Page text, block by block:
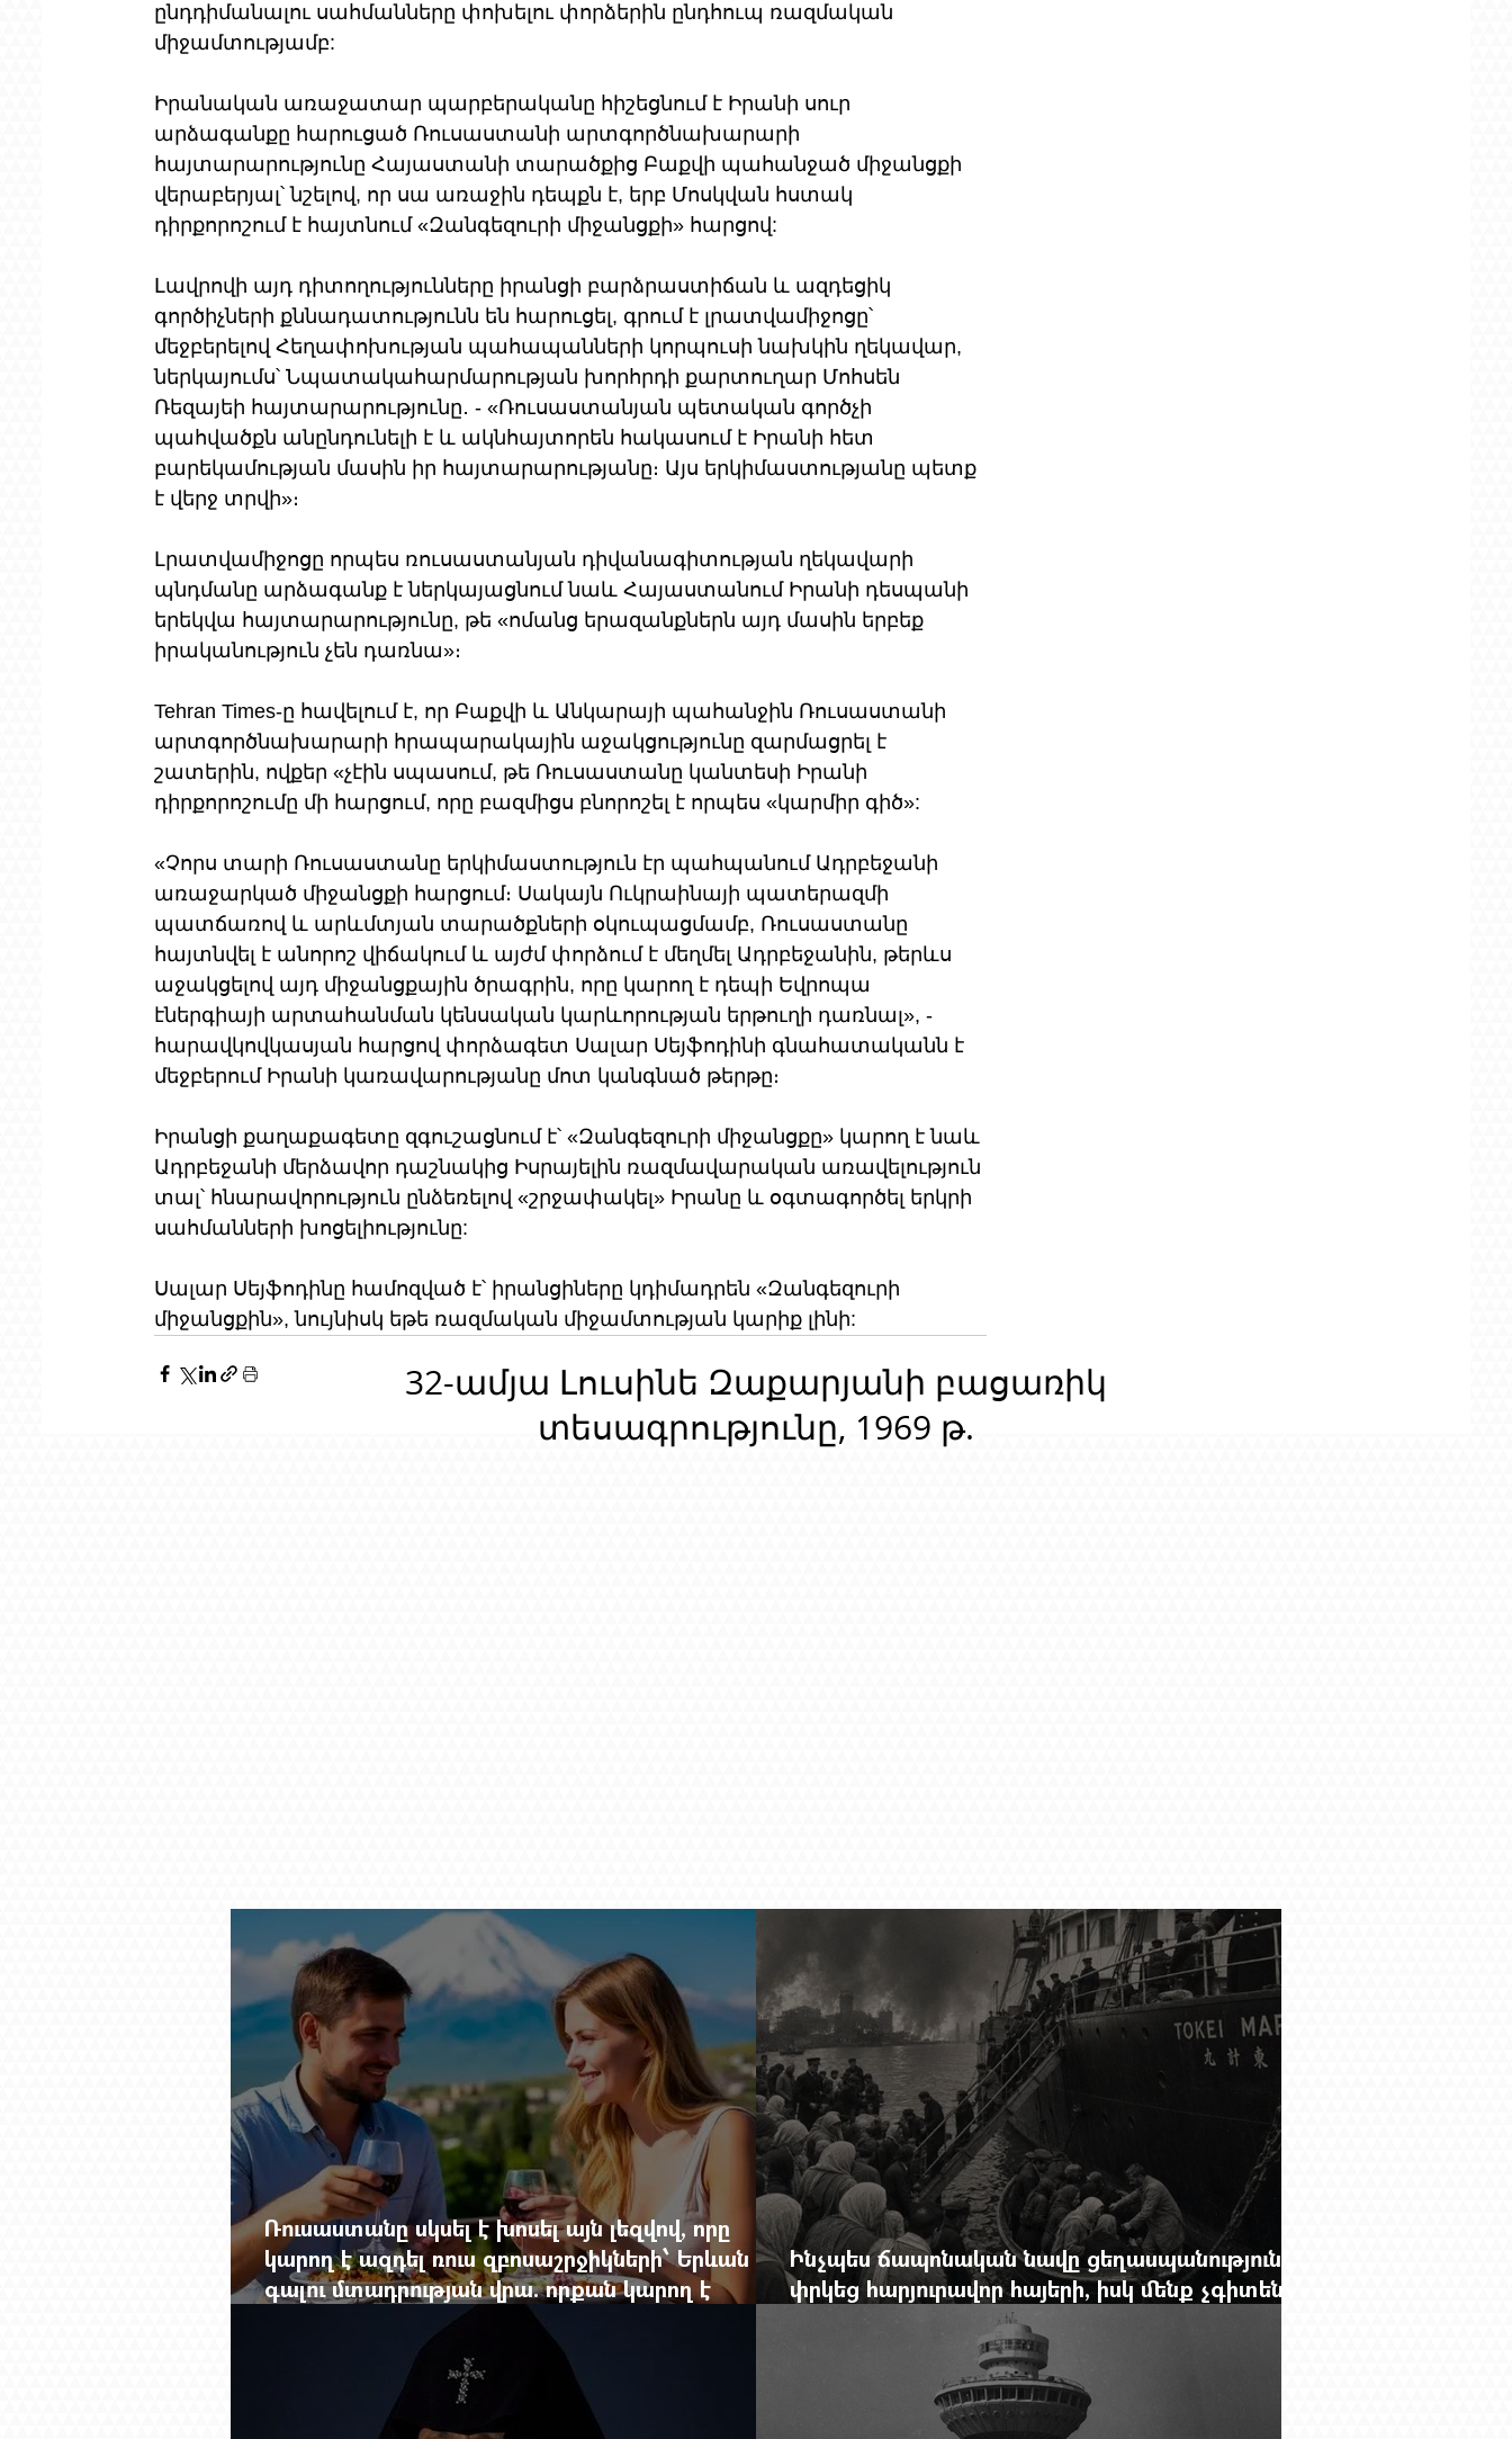
ընդդիմանալու սահմանները փոխելու փորձերին ընդհուպ ռազմական
միջամտությամբ:
Իրանական առաջատար պարբերականը հիշեցնում է Իրանի սուր
արձագանքը հարուցած Ռուսաստանի արտգործնախարարի
հայտարարությունը Հայաստանի տարածքից Բաքվի պահանջած միջանցքի
վերաբերյալ՝ նշելով, որ սա առաջին դեպքն է, երբ Մոսկվան հստակ
դիրքորոշում է հայտնում «Զանգեզուրի միջանցքի» հարցով:
Լավրովի այդ դիտողությունները իրանցի բարձրաստիճան և ազդեցիկ
գործիչների քննադատությունն են հարուցել, գրում է լրատվամիջոցը՝
մեջբերելով Հեղափոխության պահապանների կորպուսի նախկին ղեկավար,
ներկայումս՝ Նպատակահարմարության խորհրդի քարտուղար Մոհսեն
Ռեզայեի հայտարարությունը․ - «Ռուսաստանյան պետական գործչի
պահվածքն անընդունելի է և ակնհայտորեն հակասում է Իրանի հետ
բարեկամության մասին իր հայտարարությանը։ Այս երկիմաստությանը պետք
է վերջ տրվի»։
Լրատվամիջոցը որպես ռուսաստանյան դիվանագիտության ղեկավարի
պնդմանը արձագանք է ներկայացնում նաև Հայաստանում Իրանի դեսպանի
երեկվա հայտարարությունը, թե «ոմանց երազանքներն այդ մասին երբեք
իրականություն չեն դառնա»։
Tehran Times-ը հավելում է, որ Բաքվի և Անկարայի պահանջին Ռուսաստանի
արտգործնախարարի հրապարակային աջակցությունը զարմացրել է
շատերին, ովքեր «չէին սպասում, թե Ռուսաստանը կանտեսի Իրանի
դիրքորոշումը մի հարցում, որը բազմիցս բնորոշել է որպես «կարմիր գիծ»:
«Չորս տարի Ռուսաստանը երկիմաստություն էր պահպանում Ադրբեջանի
առաջարկած միջանցքի հարցում։ Սակայն Ուկրաինայի պատերազմի
պատճառով և արևմտյան տարածքների օկուպացմամբ, Ռուսաստանը
հայտնվել է անորոշ վիճակում և այժմ փորձում է մեղմել Ադրբեջանին, թերևս
աջակցելով այդ միջանցքային ծրագրին, որը կարող է դեպի Եվրոպա
էներգիայի արտահանման կենսական կարևորության երթուղի դառնալ», -
հարավկովկասյան հարցով փորձագետ Սալար Սեյֆոդինի գնահատականն է
մեջբերում Իրանի կառավարությանը մոտ կանգնած թերթը։
Իրանցի քաղաքագետը զգուշացնում է՝ «Զանգեզուրի միջանցքը» կարող է նաև
Ադրբեջանի մերձավոր դաշնակից Իսրայելին ռազմավարական առավելություն
տալ՝ հնարավորություն ընձեռելով «շրջափակել» Իրանը և օգտագործել երկրի
սահմանների խոցելիությունը:
Սալար Սեյֆոդինը համոզված է՝ իրանցիները կդիմադրեն «Զանգեզուրի
միջանցքին», նույնիսկ եթե ռազմական միջամտության կարիք լինի:
32-ամյա Լուսինե Զաքարյանի բացառիկ
տեսագրությունը, 1969 թ.
Ռուսաստանը սկսել է խոսել այն լեզվով, որը
կարող է ազդել ռուս զբոսաշրջիկների՝ Երևան
գալու մտադրության վրա. որքան կարող է
խորանալ հայ-ռուսական ճգնաժամը
Ինչպես ճապոնական նավը ցեղասպանությունից
փրկեց հարյուրավոր հայերի, իսկ մենք չգիտենք
հերոս նավապետի անունը՝ Սաձո Հիբիի